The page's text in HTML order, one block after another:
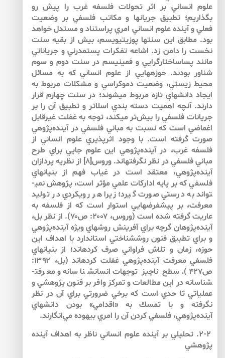
علوم انساني بر اثر تحولات فلسفه غرب را پيش رو
بگذاريم؛ تطبيق جريان­ها و مكاتب فلسفي بر وضعيت
فعلي و آينده علوم انساني امري پراستناد و مستدل خواهد
بود. مطابق اين سنت­ها پوزيتيويسم، بيش از بقيه سنت
نخست را دامن زد. اشاعه تفكرات پست­مدرني و جرياناتي
مانند پساساختارگرايي و فمينيسم در سنت دوم و سوم
شناور بودند. حوزه­هايي از علوم انساني كه به مسائل
محيط زيستي، وضعيت دموكراسي و مشكلات مربوط به
ايجاد دانش­هاي تازه مربوط مي­شوند؛ در سنت چهارم قرار
دارند. آنچه اهميت دسته بندي اسلاتر و تطبيق آن را بر
جريانات فلسفي را بيش‌تر مي­كند، توجه به غفلت غيرقابل
اغماضي است كه نسبت به مباني فلسفي در آينده‌پژوهي
صورت گرفته است. با وجود اثرپذيري علوم انساني از
فلسفه غرب، در آينده‌پژوهي اين علوم جايي براي طرح
مباني فلسفي در نظر نگرفته­اند. وروس[۸] از نظريه پردازان
آينده‌پژوهي، معتقد است در غياب فهم از بنيان­هاي
فلسفي كه بر پايه اداركات علمي مؤثر است، پژوهش نمي­
تواند به درستي صورت گيرد؛ زيرا هر رويكردي در توليد
معرفت، بر پيش­فرض­هايي استوار است كه از فلسفه به
عاريت گرفته شده است (وروس، ۲۰۰۷: ص۷۰). از نظر بل،
آينده‌پژوهان گرچه براي آفرينش روش­هاي ويژه آينده‌پژوهي
و براي تطبيق فنون روش­شناختي استاندارد با اهداف اين
حوزه، زمان و تلاش فراواني صرف كرده­اند؛ از بنيان­هاي
فلسفي معرفت آينده‌پژوهي غفلت كرده­اند (بل، ۱۳۹۲:
ص۴۲۷). سطح ناچيز توجهات انسان­شناسانه و معرفت­
شناسانه در اين مطالعات و تمركز وافر بر فنون پژوهشي و
عملياتي تا حدي است كه برخي ضرورتي براي آن در نظر
نگرفته و با تمسك به «اقدامي» بودن دانش­هاي
آينده‌پژوهي، فلسفي كردن آن را امري بيهوده مي‌انگارند.
۲-۲. تحليلي بر آينده علوم انساني ناظر به اهداف آينده
پژوهشي